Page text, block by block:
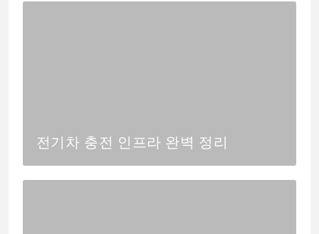
전기차 충전 인프라 완벽 정리